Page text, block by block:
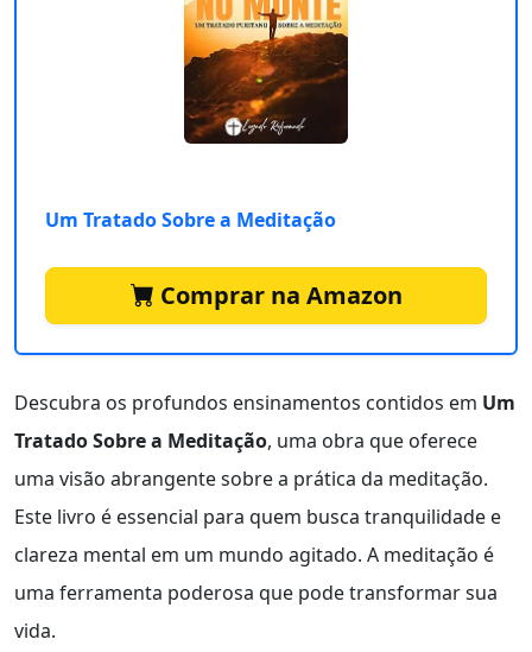
Um Tratado Sobre a Meditação
Comprar na Amazon
Descubra os profundos ensinamentos contidos em Um
Tratado Sobre a Meditação, uma obra que oferece
uma visão abrangente sobre a prática da meditação.
Este livro é essencial para quem busca tranquilidade e
clareza mental em um mundo agitado. A meditação é
uma ferramenta poderosa que pode transformar sua
vida.